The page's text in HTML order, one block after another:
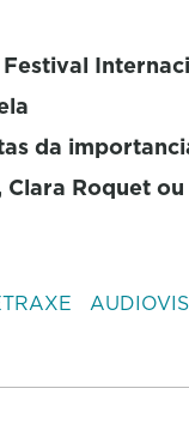
da
Roquet ou